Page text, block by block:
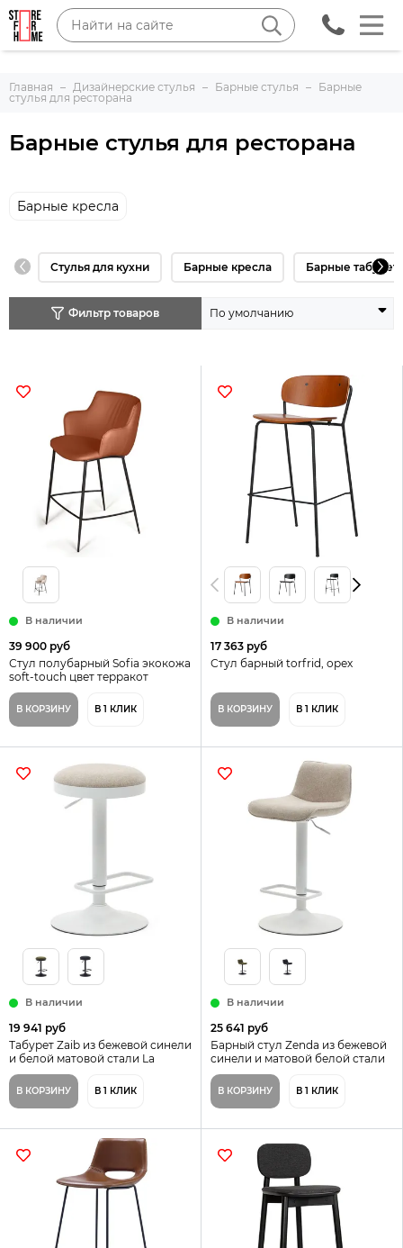
Главная Дизайнерские стулья Барные стулья
Барные
стулья для ресторана
Барные стулья для ресторана
Барные кресла
Стулья для кухни Барные кресла Барные
Фильтр товаров
В наличии
39 900 руб
Стул полубарный Sofia экокожа
soft-touch цвет терракот
В КОРЗИНУ В 1 КЛИК
В наличии
17 363 руб
Стул барный torfrid, орех
В КОРЗИНУ В 1 КЛИК
В наличии
19 941 руб
Табурет Zaib из бежевой синели
и белой матовой стали La
Forma Испания
В КОРЗИНУ В 1 КЛИК
В наличии
25 641 руб
Барный стул Zenda из бежевой
синели и матовой белой стали
81-102 см Испания
В КОРЗИНУ В 1 КЛИК